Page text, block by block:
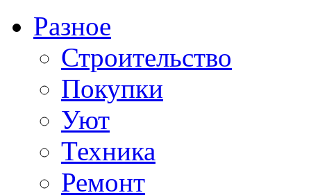
Разное
Строительство
Покупки
Уют
Техника
Ремонт